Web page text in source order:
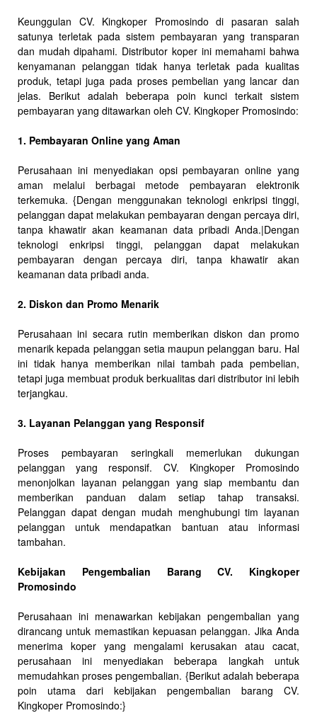
Keunggulan CV. Kingkoper Promosindo di pasaran salah
satunya terletak pada sistem pembayaran yang transparan
dan mudah dipahami. Distributor koper ini memahami bahwa
kenyamanan pelanggan tidak hanya terletak pada kualitas
produk, tetapi juga pada proses pembelian yang lancar dan
jelas. Berikut adalah beberapa poin kunci terkait sistem
pembayaran yang ditawarkan oleh CV. Kingkoper Promosindo:
1. Pembayaran Online yang Aman
Perusahaan ini menyediakan opsi pembayaran online yang
aman melalui berbagai metode pembayaran elektronik
terkemuka. {Dengan menggunakan teknologi enkripsi tinggi,
pelanggan dapat melakukan pembayaran dengan percaya diri,
tanpa khawatir akan keamanan data pribadi Anda.|Dengan
teknologi enkripsi tinggi, pelanggan dapat melakukan
pembayaran dengan percaya diri, tanpa khawatir akan
keamanan data pribadi anda.
2. Diskon dan Promo Menarik
Perusahaan ini secara rutin memberikan diskon dan promo
menarik kepada pelanggan setia maupun pelanggan baru. Hal
ini tidak hanya memberikan nilai tambah pada pembelian,
tetapi juga membuat produk berkualitas dari distributor ini lebih
terjangkau.
3. Layanan Pelanggan yang Responsif
Proses pembayaran seringkali memerlukan dukungan
pelanggan yang responsif. CV. Kingkoper Promosindo
menonjolkan layanan pelanggan yang siap membantu dan
memberikan panduan dalam setiap tahap transaksi.
Pelanggan dapat dengan mudah menghubungi tim layanan
pelanggan untuk mendapatkan bantuan atau informasi
tambahan.
Kebijakan Pengembalian Barang CV. Kingkoper
Promosindo
Perusahaan ini menawarkan kebijakan pengembalian yang
dirancang untuk memastikan kepuasan pelanggan. Jika Anda
menerima koper yang mengalami kerusakan atau cacat,
perusahaan ini menyediakan beberapa langkah untuk
memudahkan proses pengembalian. {Berikut adalah beberapa
poin utama dari kebijakan pengembalian barang CV.
Kingkoper Promosindo:}